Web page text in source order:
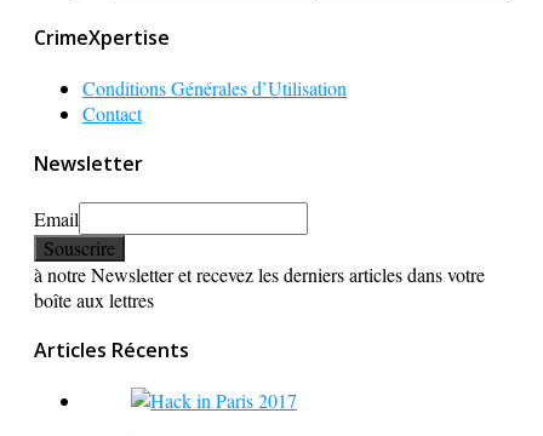
CrimeXpertise
Conditions Générales d’Utilisation
Contact
Newsletter
Email
à notre Newsletter et recevez les derniers articles dans votre
boîte aux lettres
Articles Récents